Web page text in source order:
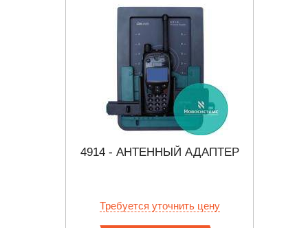
4914 - АНТЕННЫЙ АДАПТЕР
Требуется уточнить цену